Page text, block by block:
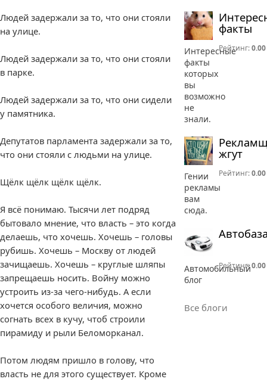
Людей задержали за то, что они стояли
на улице.
Людей задержали за то, что они стояли
в парке.
Людей задержали за то, что они сидели
у памятника.
Депутатов парламента задержали за то,
что они стояли с людьми на улице.
Щёлк щёлк щёлк щёлк.
Я всё понимаю. Тысячи лет подряд
бытовало мнение, что власть – это когда
делаешь, что хочешь. Хочешь – головы
рубишь. Хочешь – Москву от людей
зачищаешь. Хочешь – круглые шляпы
запрещаешь носить. Войну можно
устроить из-за чего-нибудь. А если
хочется особого величия, можно
согнать всех в кучу, чтоб строили
пирамиду и рыли Беломорканал.
Потом людям пришло в голову, что
власть не для этого существует. Кроме
факты
Интересные
факты
которых
вы
возможно
не
знали.
Рейтинг:0.00
жгут
Гении
рекламы
вам
сюда.
Рейтинг:0.00
Автомобильный
блог
Рейтинг:0.00
Все блоги